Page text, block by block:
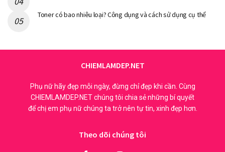
Toner có bao nhiêu loại? Công dụng và cách sử dụng cụ thể
CHIEMLAMDEP.NET
Phụ nữ hãy đẹp mỗi ngày, đừng chỉ đẹp khi cần. Cùng
CHIEMLAMDEP.NET chúng tôi chia sẻ những bí quyết
để chị em phụ nữ chúng ta trở nên tự tin, xinh đẹp hơn.
Theo dõi chúng tôi